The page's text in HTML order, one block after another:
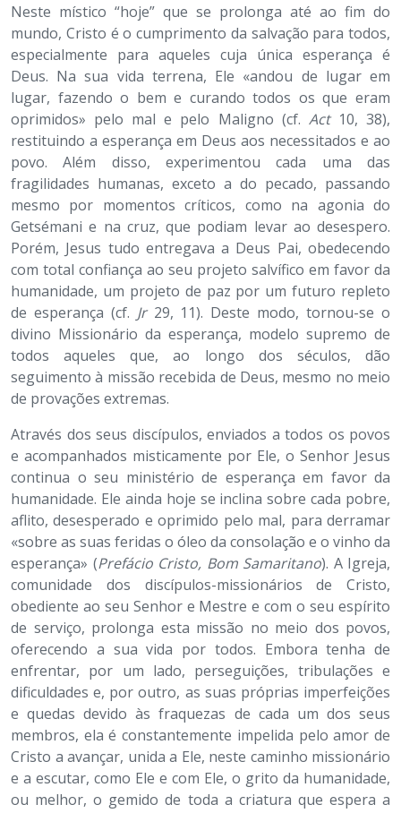
Neste místico “hoje” que se prolonga até ao fim do
mundo, Cristo é o cumprimento da salvação para todos,
especialmente para aqueles cuja única esperança é
Deus. Na sua vida terrena, Ele «andou de lugar em
lugar, fazendo o bem e curando todos os que eram
oprimidos» pelo mal e pelo Maligno (cf. Act10, 38),
restituindo a esperança em Deus aos necessitados e ao
povo. Além disso, experimentou cada uma das
fragilidades humanas, exceto a do pecado, passando
mesmo por momentos críticos, como na agonia do
Getsémani e na cruz, que podiam levar ao desespero.
Porém, Jesus tudo entregava a Deus Pai, obedecendo
com total confiança ao seu projeto salvífico em favor da
humanidade, um projeto de paz por um futuro repleto
de esperança (cf. Jr29, 11). Deste modo, tornou-se o
divino Missionário da esperança, modelo supremo de
todos aqueles que, ao longo dos séculos, dão
seguimento à missão recebida de Deus, mesmo no meio
de provações extremas.
Através dos seus discípulos, enviados a todos os povos
e acompanhados misticamente por Ele, o Senhor Jesus
continua o seu ministério de esperança em favor da
humanidade. Ele ainda hoje se inclina sobre cada pobre,
aflito, desesperado e oprimido pelo mal, para derramar
«sobre as suas feridas o óleo da consolação e o vinho da
esperança» (Prefácio Cristo, Bom Samaritano). A Igreja,
comunidade dos discípulos-missionários de Cristo,
obediente ao seu Senhor e Mestre e com o seu espírito
de serviço, prolonga esta missão no meio dos povos,
oferecendo a sua vida por todos. Embora tenha de
enfrentar, por um lado, perseguições, tribulações e
dificuldades e, por outro, as suas próprias imperfeições
e quedas devido às fraquezas de cada um dos seus
membros, ela é constantemente impelida pelo amor de
Cristo a avançar, unida a Ele, neste caminho missionário
e a escutar, como Ele e com Ele, o grito da humanidade,
ou melhor, o gemido de toda a criatura que espera a